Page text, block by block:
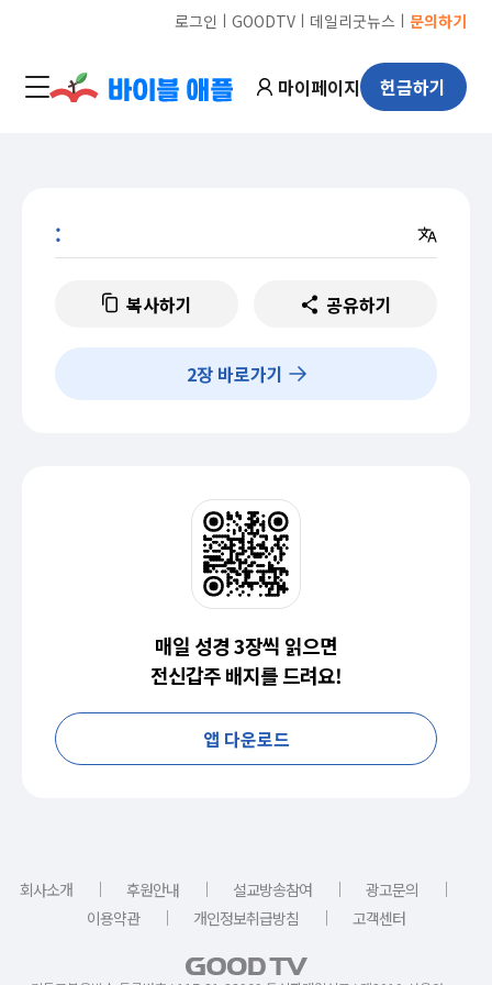
로그인 ㅣ GOODTVㅣ 데일리굿뉴스 ㅣ 문의하기
마이페이지 헌금하기
:
복사하기 공유하기
2장 바로가기
매일 성경 3장씩 읽으면
전신갑주 배지를 드려요!
앱 다운로드
회사소개 ｜ 후원안내 ｜ 설교방송참여 ｜ 광고문의
｜
이용약관
｜ 개인정보취급방침 ｜ 고객센터